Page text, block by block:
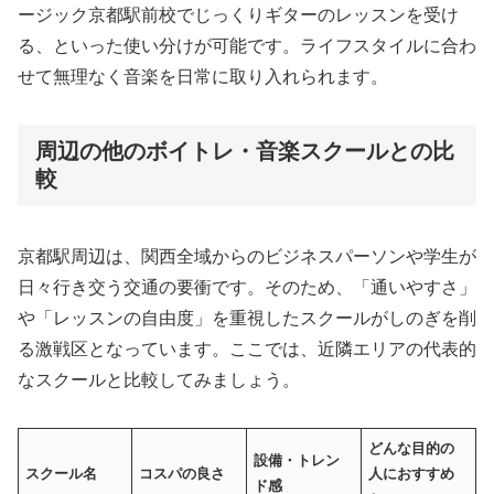
ージック京都駅前校でじっくりギターのレッスンを受け
る、といった使い分けが可能です。ライフスタイルに合わ
せて無理なく音楽を日常に取り入れられます。
周辺の他のボイトレ・音楽スクールとの比
較
京都駅周辺は、関西全域からのビジネスパーソンや学生が
日々行き交う交通の要衝です。そのため、「通いやすさ」
や「レッスンの自由度」を重視したスクールがしのぎを削
る激戦区となっています。ここでは、近隣エリアの代表的
なスクールと比較してみましょう。
スクール名 コスパの良さ
設備・トレン
ド感
どんな目的の
人におすすめ